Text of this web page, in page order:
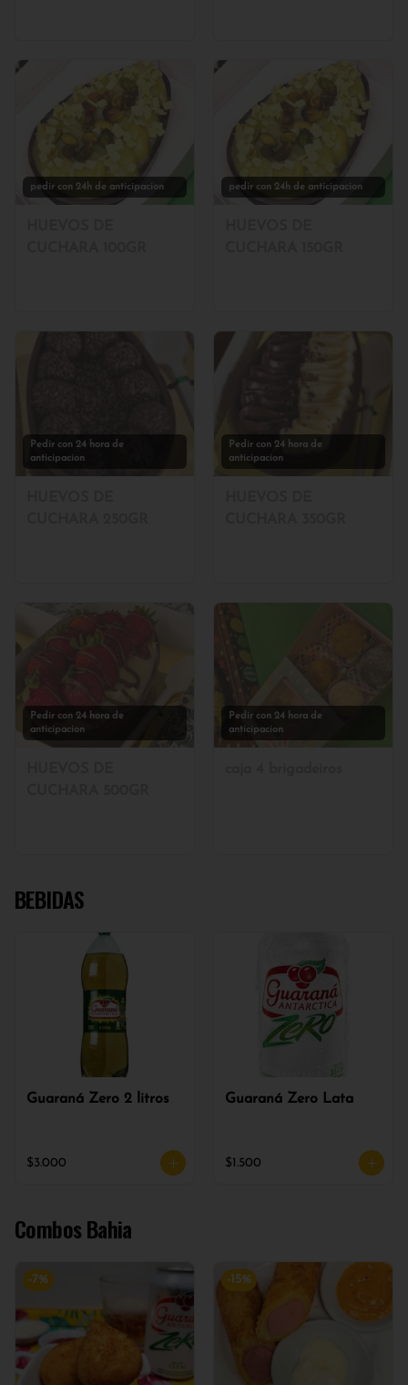
pedir con 24h de anticipacion pedir con 24h de anticipacion
Pedir con 24 hora de
anticipacion
Pedir con 24 hora de
anticipacion
Pedir con 24 hora de
anticipacion
Pedir con 24 hora de
anticipacion
BEBIDAS
Guaraná Zero 2 litros
$3.000
Guaraná Zero Lata
$1.500
Combos Bahia
-7% -15%